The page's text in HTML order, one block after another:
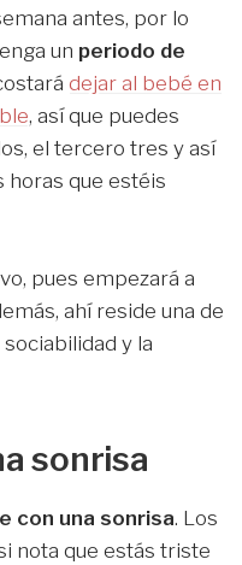
antes, por lo
un periodo de
dejar al bebé en
, así que puedes
el tercero tres y así
horas que estéis
pues empezará a
ahí reside una de
y la
sonrisa
con una sonrisa. Los
nota que estás triste